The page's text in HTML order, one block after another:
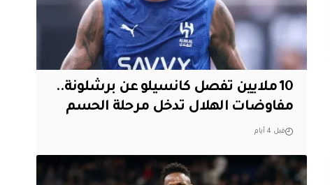
10 ملايين تفصل كانسيلو عن برشلونة..
مفاوضات الهلال تدخل مرحلة الحسم
قبل 4 أيام